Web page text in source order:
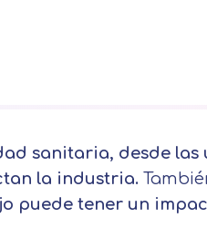
sanitaria, desde
la industria.
puede tener un